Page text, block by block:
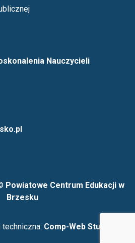
Nauczycieli
Powiatowe Centrum Edukacji w
Brzesku
Comp-Web Studio